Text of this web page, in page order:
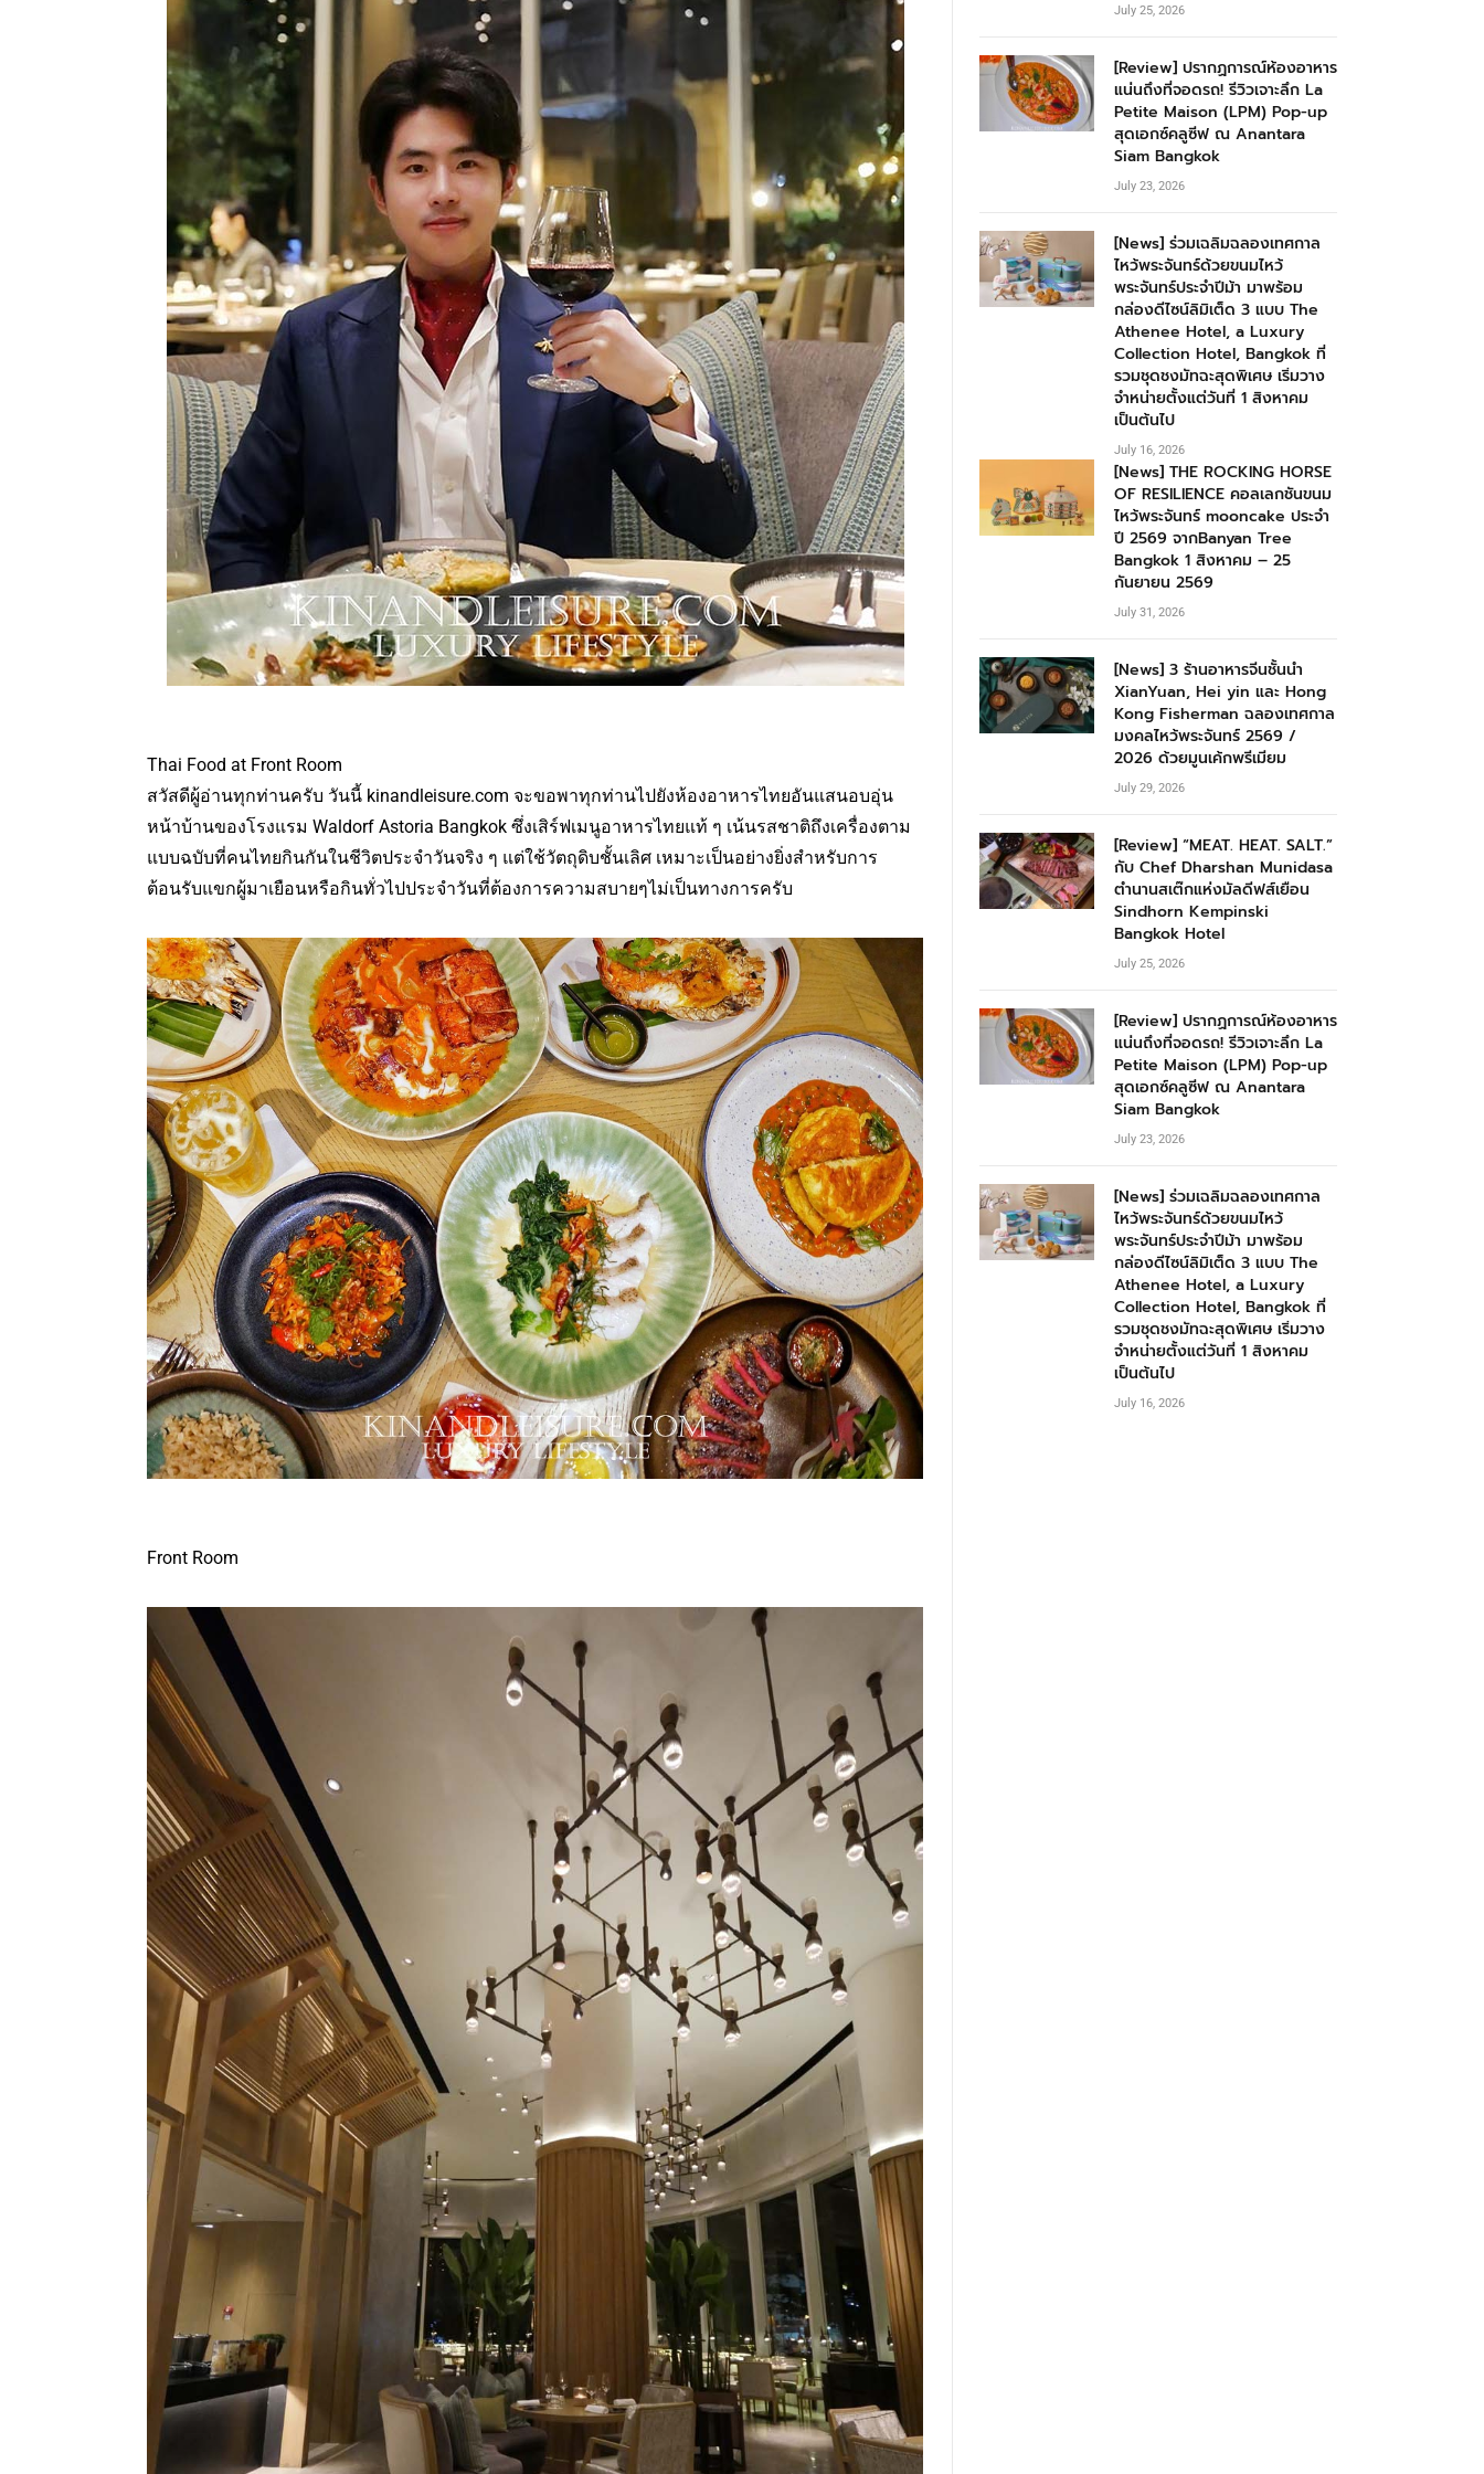
Thai Food at Front Room
สวัสดีผู้อ่านทุกท่านครับ วันนี้ kinandleisure.com จะขอพาทุกท่านไปยังห้องอาหารไทยอันแสนอบอุ่น
หน้าบ้านของโรงแรม Waldorf Astoria Bangkok ซึ่งเสิร์ฟเมนูอาหารไทยแท้ ๆ เน้นรสชาติถึงเครื่องตาม
แบบฉบับที่คนไทยกินกันในชีวิตประจำวันจริง ๆ แต่ใช้วัตถุดิบชั้นเลิศ เหมาะเป็นอย่างยิ่งสำหรับการ
ต้อนรับแขกผู้มาเยือนหรือกินทั่วไปประจำวันที่ต้องการความสบายๆไม่เป็นทางการครับ
Front Room
July 25, 2026
[Review] ปรากฏการณ์ห้องอาหาร
แน่นถึงที่จอดรถ! รีวิวเจาะลึก La
Petite Maison (LPM) Pop-up
สุดเอกซ์คลูซีฟ ณ Anantara
Siam Bangkok
July 23, 2026
[News] ร่วมเฉลิมฉลองเทศกาล
ไหว้พระจันทร์ด้วยขนมไหว้
พระจันทร์ประจำปีม้า มาพร้อม
กล่องดีไซน์ลิมิเต็ด 3 แบบ The
Athenee Hotel, a Luxury
Collection Hotel, Bangkok ที่
รวมชุดชงมัทฉะสุดพิเศษ เริ่มวาง
จำหน่ายตั้งแต่วันที่ 1 สิงหาคม
เป็นต้นไป
July 16, 2026
[News] THE ROCKING HORSE
OF RESILIENCE คอลเลกชันขนม
ไหว้พระจันทร์ mooncake ประจำ
ปี 2569 จากBanyan Tree
Bangkok 1 สิงหาคม – 25
กันยายน 2569
July 31, 2026
[News] 3 ร้านอาหารจีนชั้นนำ
XianYuan, Hei yin และ Hong
Kong Fisherman ฉลองเทศกาล
มงคลไหว้พระจันทร์ 2569 /
2026 ด้วยมูนเค้กพรีเมียม
July 29, 2026
[Review] “MEAT. HEAT. SALT.”
กับ Chef Dharshan Munidasa
ตำนานสเต๊กแห่งมัลดีฟส์เยือน
Sindhorn Kempinski
Bangkok Hotel
July 25, 2026
[Review] ปรากฏการณ์ห้องอาหาร
แน่นถึงที่จอดรถ! รีวิวเจาะลึก La
Petite Maison (LPM) Pop-up
สุดเอกซ์คลูซีฟ ณ Anantara
Siam Bangkok
July 23, 2026
[News] ร่วมเฉลิมฉลองเทศกาล
ไหว้พระจันทร์ด้วยขนมไหว้
พระจันทร์ประจำปีม้า มาพร้อม
กล่องดีไซน์ลิมิเต็ด 3 แบบ The
Athenee Hotel, a Luxury
Collection Hotel, Bangkok ที่
รวมชุดชงมัทฉะสุดพิเศษ เริ่มวาง
จำหน่ายตั้งแต่วันที่ 1 สิงหาคม
เป็นต้นไป
July 16, 2026